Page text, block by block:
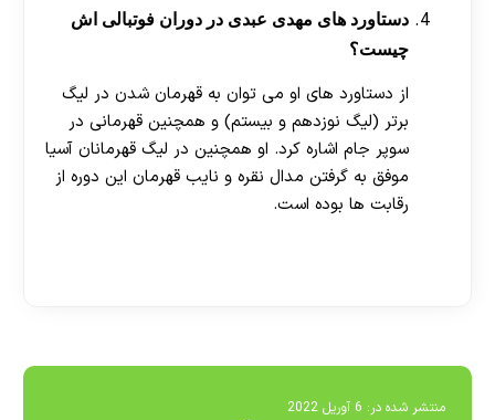
دستاورد های مهدی عبدی در دوران فوتبالی اش
چیست؟
از دستاورد های او می توان به قهرمان شدن در لیگ
برتر (لیگ نوزدهم و بیستم) و همچنین قهرمانی در
سوپر جام اشاره کرد. او همچنین در لیگ قهرمانان آسیا
موفق به گرفتن مدال نقره و نایب قهرمان این دوره از
رقابت ها بوده است.
منتشر شده در: 6 آوریل 2022